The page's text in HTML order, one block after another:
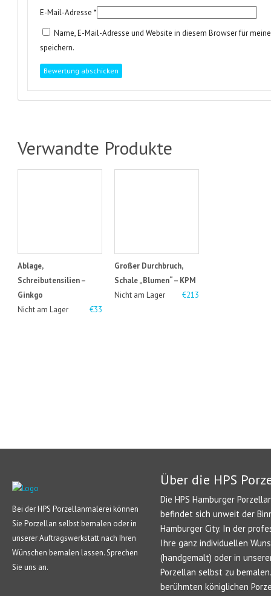
E-Mail-Adresse *
Name, E-Mail-Adresse und Website in diesem Browser für
speichern.
Verwandte Produkte
Ablage,
Schreibutensilien –
Ginkgo
€33
Nicht am Lager
Großer Durchbruch,
Schale „Blumen“ – KPM
€213
Nicht am Lager
Bei der HPS Porzellanmalerei können
Sie Porzellan selbst bemalen oder in
unserer Auftragswerkstatt nach Ihren
Wünschen bemalen lassen. Sprechen
Sie uns an.
Über die HPS
Die HPS Hamburger
befindet sich unweit der
Hamburger City. In der
Ihre ganz individuellen
(handgemalt) oder in
Porzellan selbst zu
berühmten königlichen